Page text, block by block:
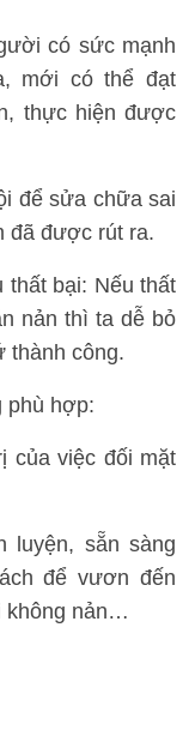
có sức mạnh
mới có thể đạt
thực hiện được
để sửa chữa sai
đã được rút ra.
thất bại: Nếu thất
nản thì ta dễ bỏ
thành công.
phù hợp:
của việc đối mặt
luyện, sẵn sàng
để vươn đến
không nản…